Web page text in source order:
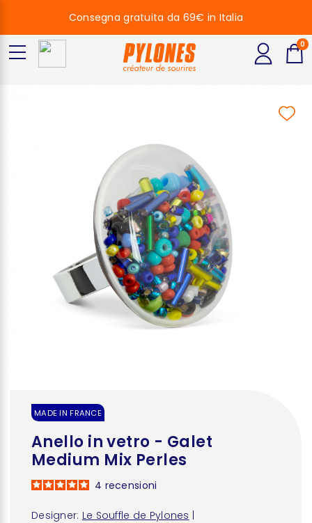
MADE IN FRANCE
Anello in vetro - Galet
Medium Mix Perles
Designer: Le Souffle de Pylones
4 recensioni
Consegna gratuita da 69€ in Italia
0